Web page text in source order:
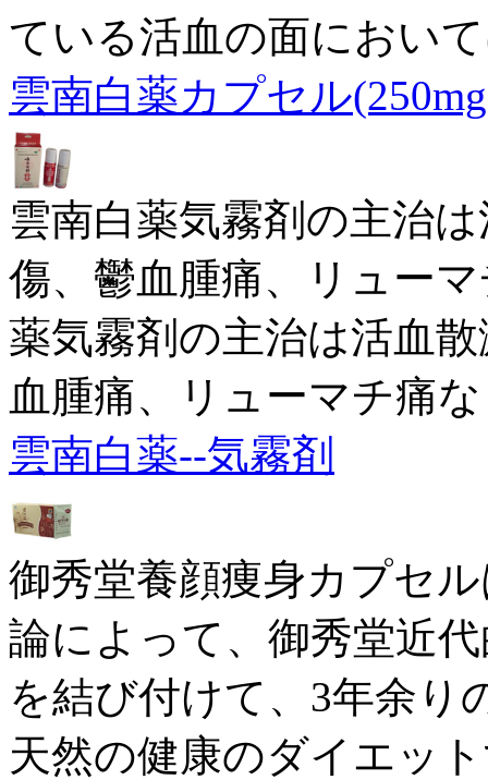
ている活血の面におい
雲南白薬カプセル
雲南白薬気霧剤の主治
傷、鬱血腫痛、リュー
薬気霧剤の主治は活血
血腫痛、リューマチ痛
雲南白薬--気霧剤
御秀堂養顔痩身カプセ
論によって、御秀堂近
を結び付けて、3年余り
天然の健康のダイエッ